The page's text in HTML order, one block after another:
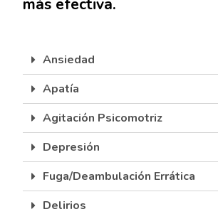
más efectiva.
Ansiedad
Apatía
Agitación Psicomotriz
Depresión
Fuga/Deambulación Errática
Delirios